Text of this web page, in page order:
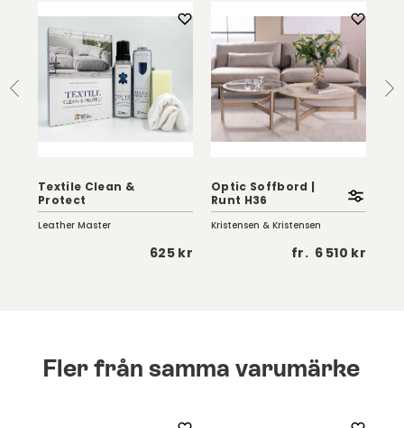
Textile Clean &
Protect
Leather Master
625 kr
Optic Soffbord |
Runt H36
Kristensen & Kristensen
fr. 6 510 kr
Fler från samma varumärke